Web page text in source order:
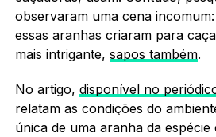
observaram uma cena
essas aranhas criaram para
mais intrigante, sapos também.
No artigo, disponível no
relatam as condições do
única de uma aranha da espécie